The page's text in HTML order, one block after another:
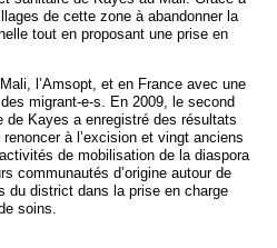
de cette zone à abandonner la
tout en proposant une prise en
l’Amsopt, et en France avec une
migrant-e-s. En 2009, le second
Kayes a enregistré des résultats
à l’excision et vingt anciens
de mobilisation de la diaspora
communautés d’origine autour de
du district dans la prise en charge
soins.